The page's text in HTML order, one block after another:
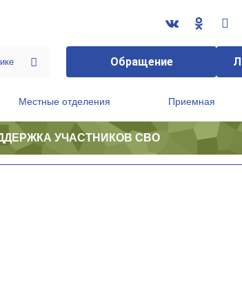
Обращение
Местные отделения Приемная
УЧАСТНИКОВ СВО